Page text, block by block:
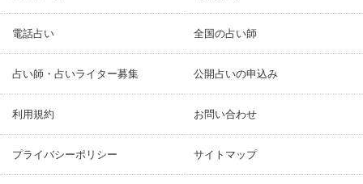
電話占い 全国の占い師
占い師・占いライター募集 公開占いの申込み
利用規約 お問い合わせ
プライバシーポリシー サイトマップ